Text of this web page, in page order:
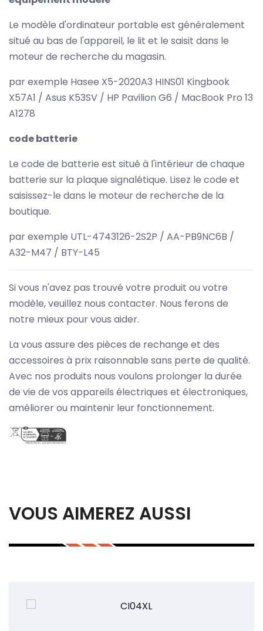
Le modèle d'ordinateur portable est généralement
situé au bas de l'appareil, le lit et le saisit dans le
moteur de recherche du magasin.
par exemple Hasee X5-2020A3 HINS01 Kingbook
X57A1 / Asus K53SV / HP Pavilion G6 / MacBook Pro 13
A1278
code batterie
Le code de batterie est situé à l'intérieur de chaque
batterie sur la plaque signalétique. Lisez le code et
saisissez-le dans le moteur de recherche de la
boutique.
par exemple UTL-4743126-2S2P / AA-PB9NC6B /
A32-M47 / BTY-L45
Si vous n'avez pas trouvé votre produit ou votre
modèle, veuillez nous contacter. Nous ferons de
notre mieux pour vous aider.
La vous assure des pièces de rechange et des
accessoires à prix raisonnable sans perte de qualité.
Avec nos produits nous voulons prolonger la durée
de vie de vos appareils électriques et électroniques,
améliorer ou maintenir leur fonctionnement.
VOUS AIMEREZ AUSSI